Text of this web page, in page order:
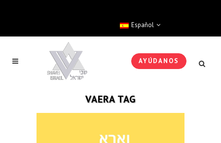
Español
AYÚDANOS
VAERA TAG